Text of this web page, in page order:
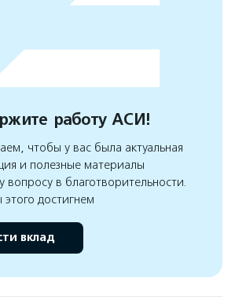
работу АСИ!
чтобы у вас была актуальная
и полезные материалы
вопросу в благотворительности.
достигнем
вклад